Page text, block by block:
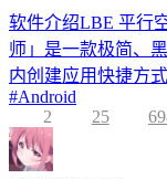
软件介绍LBE 平行
师」是一款极简、
内创建应用快捷方
#Android
2
25